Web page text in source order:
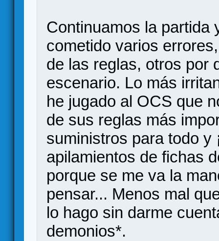
Continuamos la partida
cometido varios
de las reglas, otros por
escenario. Lo más
he jugado al OCS que
de sus reglas más
suministros para todo y
apilamientos de fichas
porque se me va la
pensar... Menos mal
lo hago sin darme
demonios*.